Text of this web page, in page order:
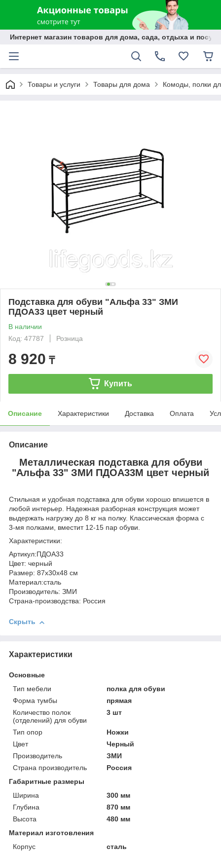
Интернет магазин товаров для дома, сада, отдыха и
Товары и услуги Товары для дома Комоды, полки
Подставка для обуви "Альфа 33" ЗМИ
ПДОА33 цвет черный
В наличии
Код: 47787
Розница
8 920 ₸
Купить
Описание Характеристики Доставка Оплата
Описание
Металлическая подставка для обуви
"Альфа 33" ЗМИ ПДОА33М цвет черный
Стильная и удобная подставка для обуви хорошо впишется в
любой интерьер. Надежная разборная конструкция может
выдержать нагрузку до 8 кг на полку. Классическая форма с
3-мя полками, вместит 12-15 пар обуви.
Характеристики:
Артикул:ПДОА33
Цвет: черный
Размер: 87х30х48 см
Материал:сталь
Производитель: ЗМИ
Страна-производства: Россия
Скрыть
Характеристики
Основные
Тип мебели
полка для обуви
Форма тумбы
прямая
Количество полок
(отделений) для обуви
3 шт
Тип опор
Ножки
Цвет
Черный
Производитель
ЗМИ
Страна производитель
Россия
Габаритные размеры
Ширина
300 мм
Глубина
870 мм
Высота
480 мм
Материал изготовления
Корпус
сталь